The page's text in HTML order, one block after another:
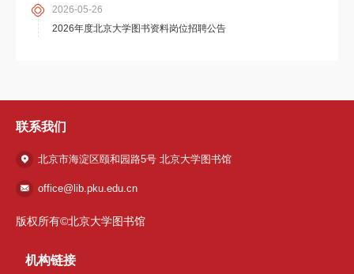
2026-05-26
2026年度北京大学图书资料岗位招聘公告
联系我们
北京市海淀区颐和园路5号 北京大学图书馆
office@lib.pku.edu.cn
版权所有©北京大学图书馆
机构链接